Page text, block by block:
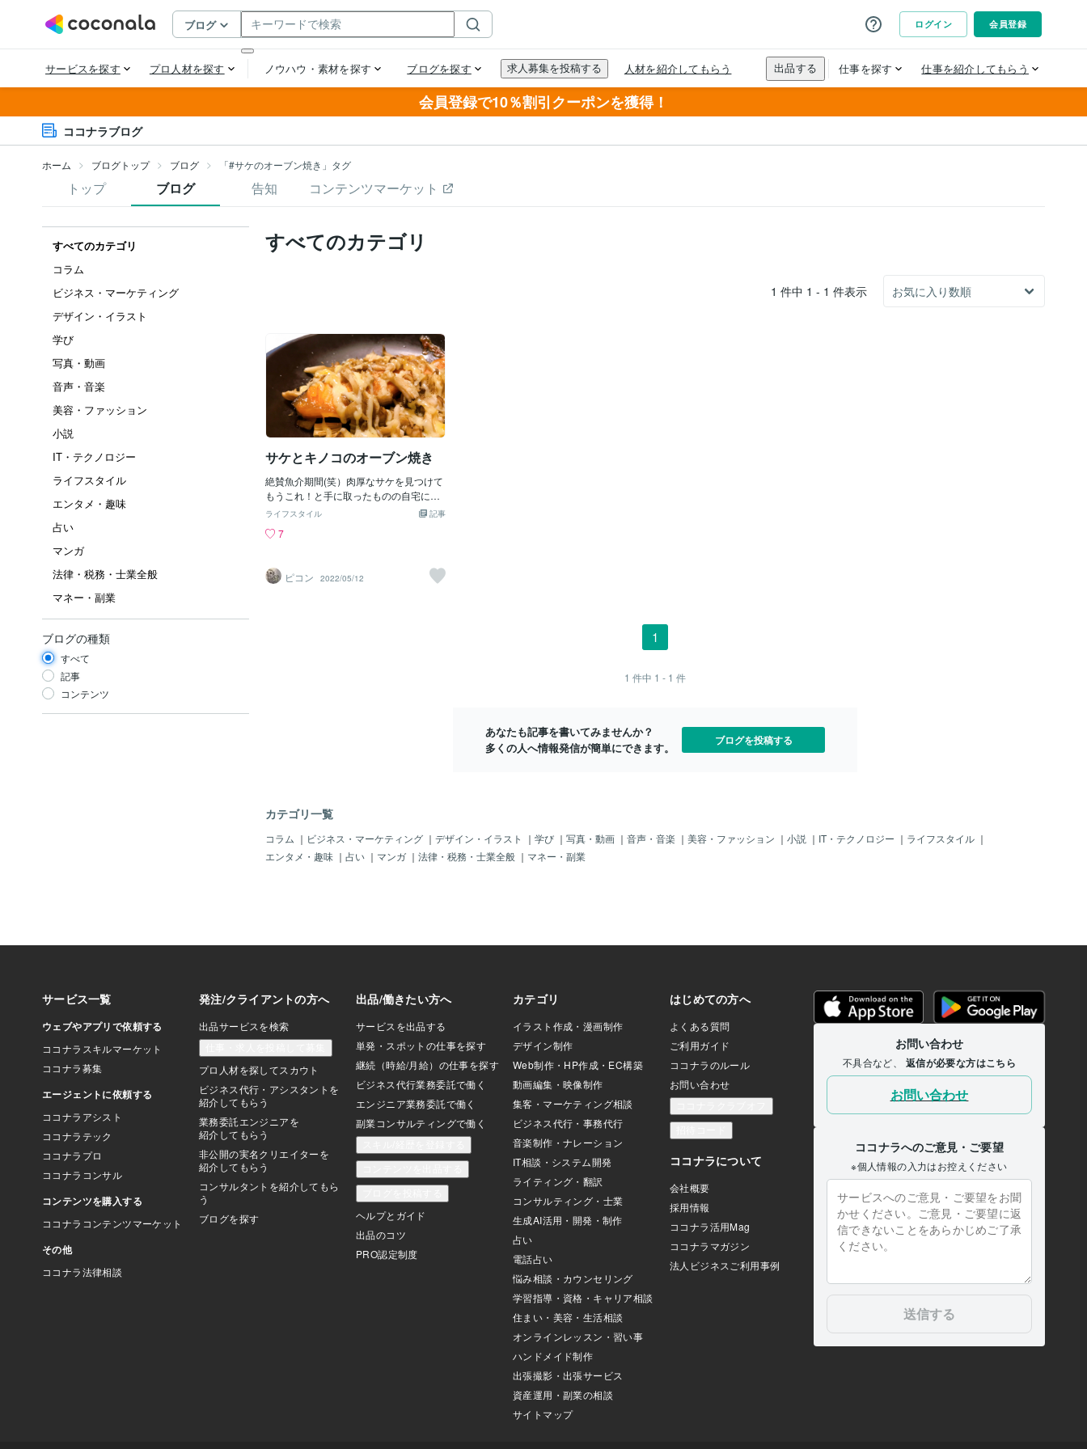
会員登録で10％割引クーポンを獲得！
ココナラブログ
ホーム ブログトップ ブログ 「#サケのオーブン焼き」タグ
トップ ブログ 告知 コンテンツマーケット
すべてのカテゴリ
コラム
ビジネス・マーケティング
デザイン・イラスト
学び
写真・動画
音声・音楽
美容・ファッション
小説
IT・テクノロジー
ライフスタイル
エンタメ・趣味
占い
マンガ
法律・税務・士業全般
マネー・副業
ブログの種類
すべて
記事
コンテンツ
すべてのカテゴリ
1 件中 1 - 1 件表示
サケとキノコのオーブン焼き
絶賛魚介期間(笑）肉厚なサケを見つけて
もうこれ！と手に取ったものの自宅には
魚焼きグリルはありません（悲）フライ
たが皮がシートにひっつくんですよねー
か？皮もパリッと美味しく全部食べたい
うーんオーブンで焼いたらオーブンに匂
愛しい
記事
ライフスタイル
7
ピコン 2022/05/12
1
1 件中 1 - 1 件
あなたも記事を書いてみませんか？
多くの人へ情報発信が簡単にできます。
ブログを投稿する
カテゴリ一覧
コラム ｜ ビジネス・マーケティング ｜ デザイン・イラスト ｜ 学び ｜ 写真・動画 ｜ 音声・音楽 ｜ 美容・ファッション ｜ 小説 ｜ IT・テクノロジー ｜ ライフスタイル ｜
エンタメ・趣味 ｜ 占い ｜ マンガ ｜ 法律・税務・士業全般 ｜ マネー・副業